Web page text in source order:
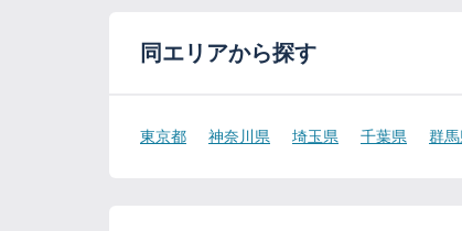
同エリアから探す
東京都 神奈川県 埼玉県 千葉県 群馬